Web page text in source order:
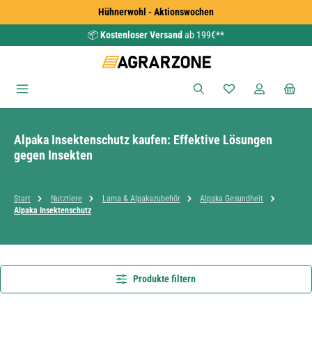
Zum Hauptinhalt springenHühnerwohl - Aktionswochen
📦Kostenloser Versand ab 199€**
Du hast 0
Alpaka Insektenschutz kaufen: Effektive Lösungen
gegen Insekten
Start Nutztiere Lama & Alpakazubehör
Alpaka Gesundheit
Alpaka Insektenschutz
Produkte filtern